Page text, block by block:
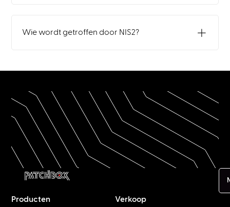
Wie wordt getroffen door NIS2?
Producten Verkoop